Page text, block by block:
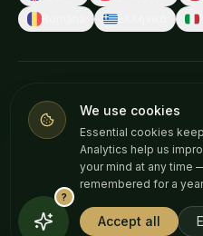
© 2026 Weedness CBD · Fatto in
Queste dichiarazioni non sono
sanitaria. I nostri prodotti non
curare o prevenire alcuna
iniziare un nuovo integratore. Solo
Privacy policyCookieAvviso legale
We use cookies
Essential cookies
Analytics help us
your mind at any time
remembered for a
Accept all
?